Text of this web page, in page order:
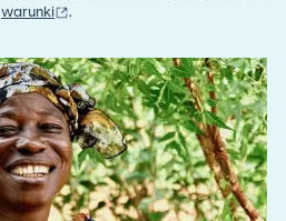
warunki
.